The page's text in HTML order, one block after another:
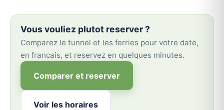
Vous vouliez plutot reserver ?
Comparez le tunnel et les ferries pour votre date,
en francais, et reservez en quelques minutes.
Comparer et reserver
Voir les horaires